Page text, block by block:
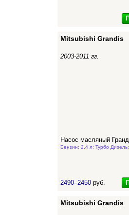
Mitsubishi Grandis
2003-2011 гг.
Насос масляный
Бензин: 2.4 л; Турбо
2490–2450 руб.
Mitsubishi Grandis